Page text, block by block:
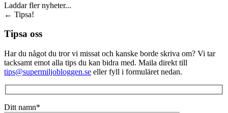
Laddar fler nyheter...
← Tipsa!
Tipsa oss
Har du något du tror vi missat och kanske borde skriva om? Vi tar
tacksamt emot alla tips du kan bidra med. Maila direkt till
tips@supermiljobloggen.se eller fyll i formuläret nedan.
Ditt namn*